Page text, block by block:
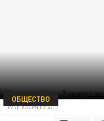
ОБЩЕСТВО
19 ДЕКАБРЯ 09:41